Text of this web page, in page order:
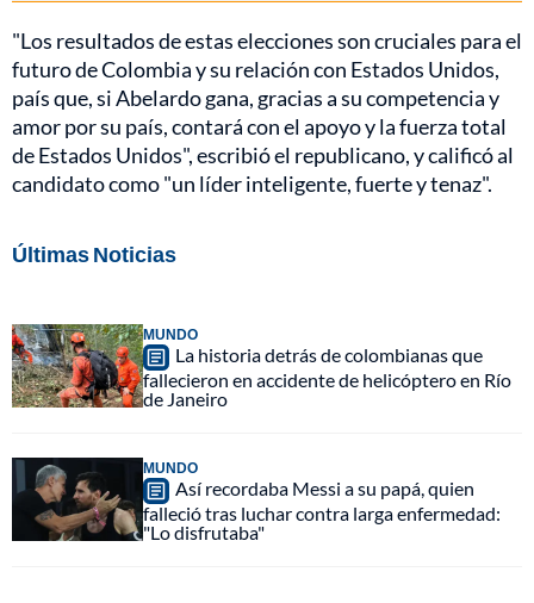
"Los resultados de estas elecciones son cruciales para el
futuro de Colombia y su relación con Estados Unidos,
país que, si Abelardo gana, gracias a su competencia y
amor por su país, contará con el apoyo y la fuerza total
de Estados Unidos", escribió el republicano, y calificó al
candidato como "un líder inteligente, fuerte y tenaz".
Últimas Noticias
MUNDO
La historia detrás de colombianas que
fallecieron en accidente de helicóptero en Río
de Janeiro
MUNDO
Así recordaba Messi a su papá, quien
falleció tras luchar contra larga enfermedad:
"Lo disfrutaba"